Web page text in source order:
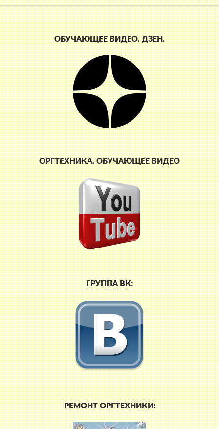
ОБУЧАЮЩЕЕ ВИДЕО. ДЗЕН.
ОРГТЕХНИКА. ОБУЧАЮЩЕЕ ВИДЕО
ГРУППА ВК:
РЕМОНТ ОРГТЕХНИКИ: